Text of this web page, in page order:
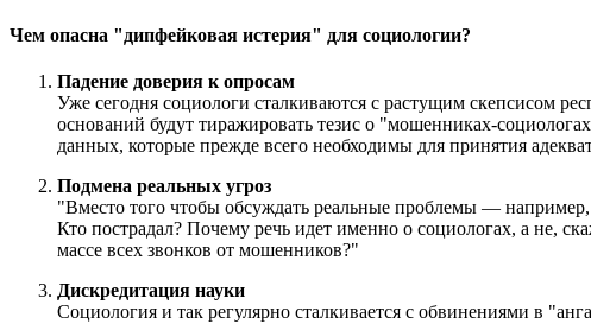
Чем опасна "дипфейковая истерия" для социологии?
Падение доверия к опросам
Уже сегодня социологи сталкиваются с растущим скепсисом
оснований будут тиражировать тезис о "мошенниках-
данных, которые прежде всего необходимы для принятия
Подмена реальных угроз
"Вместо того чтобы обсуждать реальные проблемы — например,
Кто пострадал? Почему речь идет именно о социологах, а не,
массе всех звонков от мошенников?"
Дискредитация науки
Социология и так регулярно сталкивается с обвинениями в